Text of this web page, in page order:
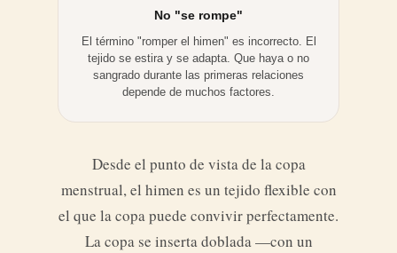
No "se rompe"
El término "romper el himen" es incorrecto. El
tejido se estira y se adapta. Que haya o no
sangrado durante las primeras relaciones
depende de muchos factores.
Desde el punto de vista de la copa
menstrual, el himen es un tejido flexible con
el que la copa puede convivir perfectamente.
La copa se inserta doblada —con un